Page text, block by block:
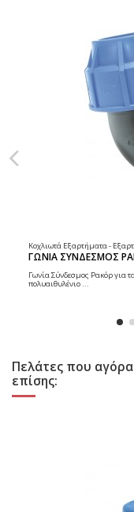
Κοχλιωτά Εξαρτήματα -
ΓΩΝΙΑ ΣΥΝΔΕΣΜΟΣ
Γωνία Σύνδεσμος Ρακόρ για
πολυαιθυλένιο ...
Πελάτες που
επίσης: